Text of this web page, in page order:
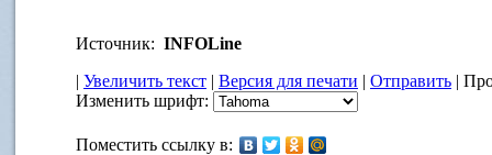
Источник: INFOLine
| Увеличить текст | Версия для печати | Отправить |
Изменить шрифт:
Поместить ссылку в: